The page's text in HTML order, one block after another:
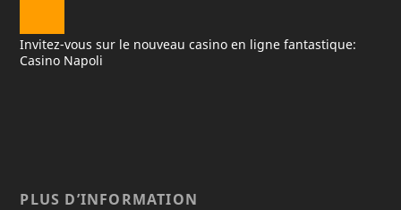
Invitez-vous sur le nouveau casino en ligne fantastique:
Casino Napoli
PLUS D’INFORMATION